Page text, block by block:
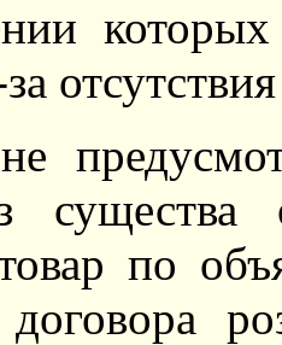
которых
существа
по
договора